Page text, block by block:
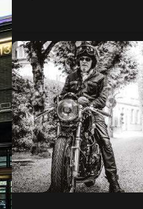
technologique des
démontre à
possible de pousser
capable une […]